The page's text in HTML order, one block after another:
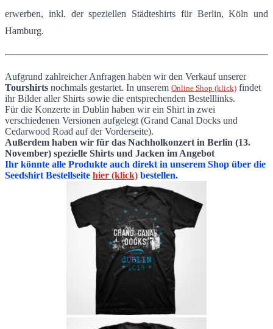
erwerben, inkl. der speziellen Städteshirts für Berlin, Köln und
Hamburg.
Aufgrund zahlreicher Anfragen haben wir den Verkauf unserer
Tourshirts nochmals gestartet. In unserem Online Shop (klick) findet
ihr Bilder aller Shirts sowie die entsprechenden Bestelllinks.
Für die Konzerte in Dublin haben wir ein Shirt in zwei
verschiedenen Versionen aufgelegt (Grand Canal Docks und
Cedarwood Road auf der Vorderseite).
Außerdem haben wir für das Nachholkonzert in Berlin (13.
November) spezielle Shirts und Jacken im Angebot
Ihr könnte alle Produkte auch direkt in unserem Shop über die
Seedshirt Bestellseite hier (klick) bestellen.